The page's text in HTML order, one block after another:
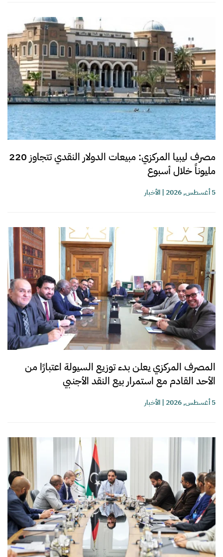
مصرف ليبيا المركزي: مبيعات الدولار النقدي تتجاوز 220
مليوناً خلال أسبوع
5 أغسطس, 2026 |الأخبار
المصرف المركزي يعلن بدء توزيع السيولة اعتبارًا من
الأحد القادم مع استمرار بيع النقد الأجنبي
5 أغسطس, 2026 |الأخبار